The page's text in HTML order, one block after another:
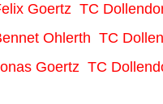
Goertz TC
Ohlerth TC
Goertz TC